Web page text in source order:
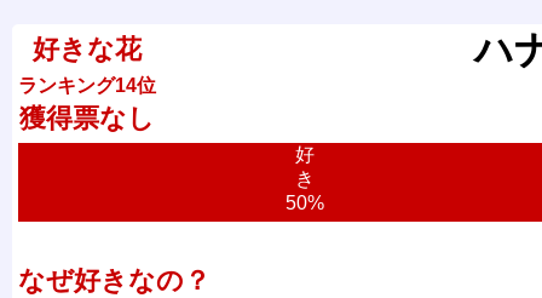
好きな花
ランキング14位
獲得票なし
ハ
好
き
50%
なぜ好きなの？